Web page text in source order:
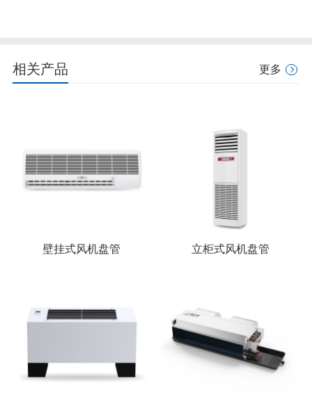
相关产品 更多
壁挂式风机盘管 立柜式风机盘管